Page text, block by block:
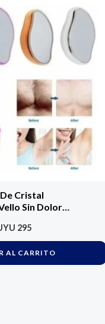
Cristal
Sin Dolor
295
AL CARRITO